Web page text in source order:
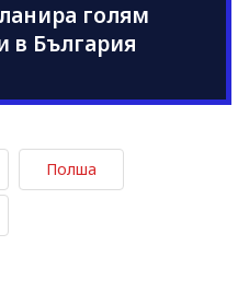
голям
в България
Полша